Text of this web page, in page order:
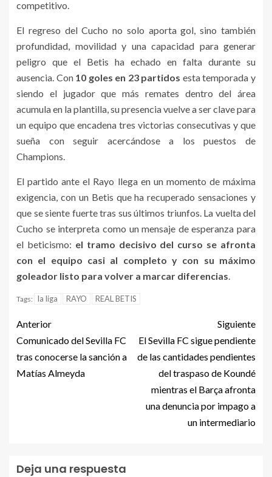
competitivo.
El regreso del Cucho no solo aporta gol, sino también
profundidad, movilidad y una capacidad para generar
peligro que el Betis ha echado en falta durante su
ausencia. Con 10 goles en 23 partidos esta temporada y
siendo el jugador que más remates dentro del área
acumula en la plantilla, su presencia vuelve a ser clave para
un equipo que encadena tres victorias consecutivas y que
sueña con seguir acercándose a los puestos de
Champions.
El partido ante el Rayo llega en un momento de máxima
exigencia, con un Betis que ha recuperado sensaciones y
que se siente fuerte tras sus últimos triunfos. La vuelta del
Cucho se interpreta como un mensaje de esperanza para
el beticismo: el tramo decisivo del curso se afronta
con el equipo casi al completo y con su máximo
goleador listo para volver a marcar diferencias.
Tags: la liga RAYO REAL BETIS
Anterior
Comunicado del Sevilla FC
tras conocerse la sanción a
Matías Almeyda
Siguiente
El Sevilla FC sigue pendiente
de las cantidades pendientes
del traspaso de Koundé
mientras el Barça afronta
una denuncia por impago a
un intermediario
Deja una respuesta